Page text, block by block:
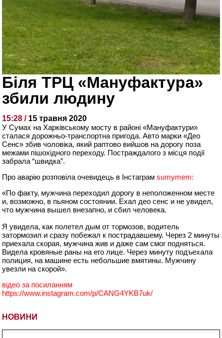
НОВИНИ
Біля ТРЦ «Мануфактура»
збили людину
15:28 / 15 травня 2020
У Сумах на Харківському мосту в районі «Мануфактури»
сталася дорожньо-транспортна пригода. Авто марки «Део
Сенс» збив чоловіка, який раптово вийшов на дорогу поза
межами пішохідного переходу. Постраждалого з місця події
забрала “швидка”.
Про аварію розповіла очевидець в Інстаграмsumymem:
«По факту, мужчина переходил дорогу в неположенном месте
и, возможно, в пьяном состоянии. Ехал део сенс и не увидел,
что мужчина вышел внезапно, и сбил человека.
Я увидела, как полетел дым от тормозов, водитель
затормозил и сразу побежал к пострадавшему. Через 2 минуты
приехала скорая, мужчина жив и даже сам смог подняться.
Видела кровяные раны на его лице. Через минуту подъехала
полиция, на машине есть небольшие вмятины. Мужчину
увезли на скорой».
відео за посиланням
https://www.instagram.com/p/CANG4YKB7uk/